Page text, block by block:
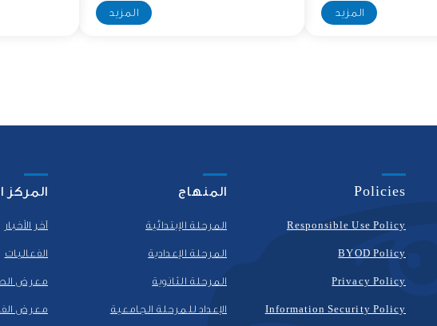
المزيد المزيد
Policies
Responsible Use Policy
BYOD Policy
Privacy Policy
Information Security Policy
المنهاج
المرحلة الإبتدائية
المرحلة الإعدادية
المرحلة الثانوية
الإعداد للمرحلة الجامعية
المركز
آخر الأخبار
الفعاليات
معرض
معرض